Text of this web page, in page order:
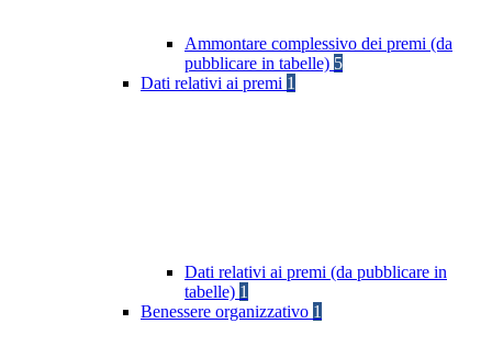
Ammontare complessivo dei premi (da
pubblicare in tabelle) 5
Dati relativi ai premi 1
Dati relativi ai premi (da pubblicare in
tabelle) 1
Benessere organizzativo 1